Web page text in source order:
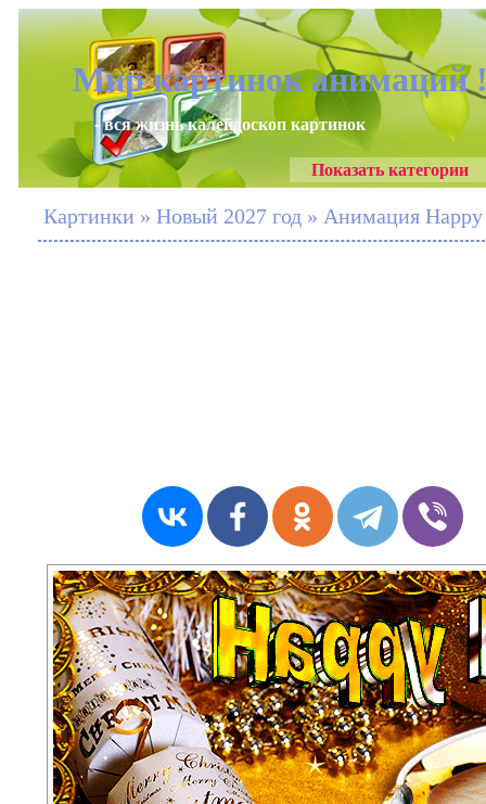
Мир картинок анимаций
- вся жизнь калейдоскоп картинок
Показать категории
Картинки » Новый 2027 год » Анимация Happy